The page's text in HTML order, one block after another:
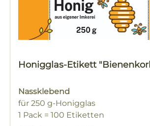
Honigglas-Etikett
Nassklebend
für 250 g-Honigglas
1 Pack = 100 Etiketten